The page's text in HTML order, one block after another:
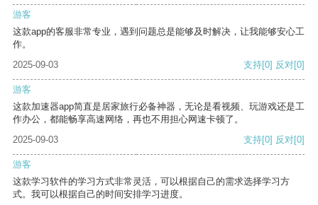
游客
这款app的客服非常专业，遇到问题总是能够及时解决，让我能够安心工
作。
2025-09-03
支持[0] 反对[0]
游客
这款加速器app简直是居家旅行必备神器，无论是看视频、玩游戏还是工
作办公，都能畅享高速网络，再也不用担心网速卡顿了。
2025-09-03
支持[0] 反对[0]
游客
这款学习软件的学习方式非常灵活，可以根据自己的需求选择学习方
式。我可以根据自己的时间安排学习进度。